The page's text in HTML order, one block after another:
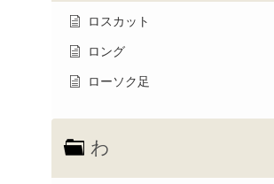
ロスカット
ロング
ローソク足
わ